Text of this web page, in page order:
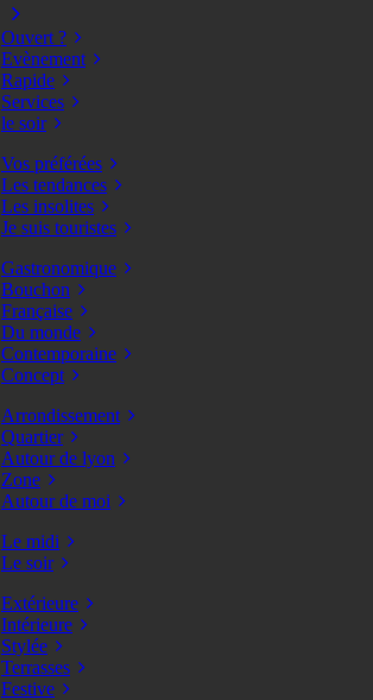
Ouvert ?
Evènement
Rapide
Services
le soir
Vos préférées
Les tendances
Les insolites
Je suis touristes
Gastronomique
Bouchon
Française
Du monde
Contemporaine
Concept
Arrondissement
Quartier
Autour de lyon
Zone
Autour de moi
Le midi
Le soir
Extérieure
Intérieure
Stylée
Terrasses
Festive